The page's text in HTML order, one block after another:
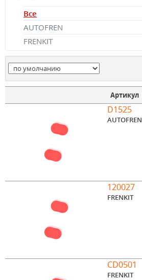
Все
AUTOFREN
FRENKIT
Артикул
D1525
AUTOFREN
120027
FRENKIT
CD0501
FRENKIT